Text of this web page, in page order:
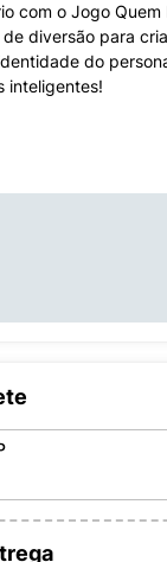
com o Jogo Quem
diversão para
do
inteligentes!